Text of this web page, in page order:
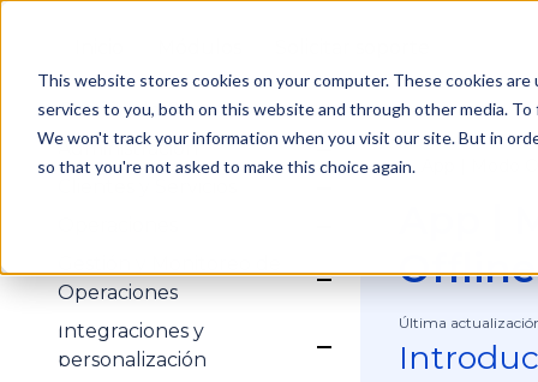
This website stores cookies on your computer. These cookies
services to you, both on this website and through other media.
We won't track your information when you visit our site. But in
so that you're not asked to make this choice again.
Gestión de Cuenta Show submenu for
Inicio de sesión
Mi Cuenta
Administración Show submenu for
Configuración
Campos Dinámicos
Procesos
Subprocesos
Formularios
Operaciones
Show submenu for
Tareas Operativas
Agenda
Rastreo GPS
Integraciones y
personalización
Show submenu for
Offline
Última